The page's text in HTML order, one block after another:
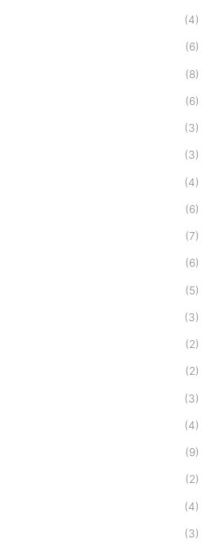
(4)
(6)
(8)
(6)
(3)
(3)
(4)
(6)
(7)
(6)
(5)
(3)
(2)
(2)
(3)
(4)
(9)
(2)
(4)
(3)